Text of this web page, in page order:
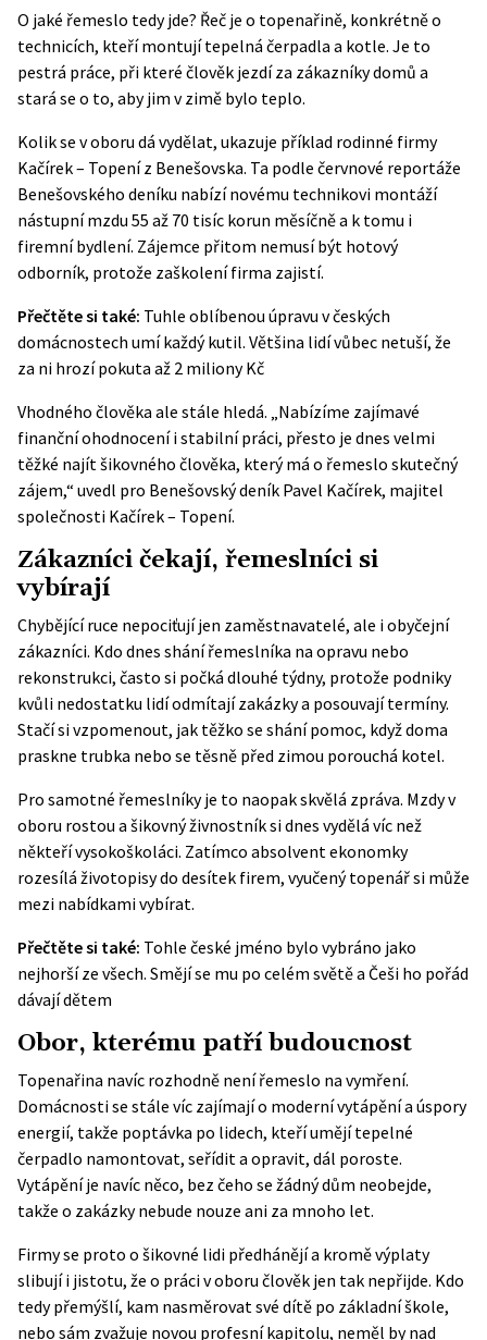
O jaké řemeslo tedy jde? Řeč je o topenařině, konkrétně o
technicích, kteří montují tepelná čerpadla a kotle. Je to
pestrá práce, při které člověk jezdí za zákazníky domů a
stará se o to, aby jim v zimě bylo teplo.
Kolik se v oboru dá vydělat, ukazuje příklad rodinné firmy
Kačírek – Topení z Benešovska. Ta podle červnové reportáže
Benešovského deníku nabízí novému technikovi montáží
nástupní mzdu 55 až 70 tisíc korun měsíčně a k tomu i
firemní bydlení. Zájemce přitom nemusí být hotový
odborník, protože zaškolení firma zajistí.
Přečtěte si také: Tuhle oblíbenou úpravu v českých
domácnostech umí každý kutil. Většina lidí vůbec netuší, že
za ni hrozí pokuta až 2 miliony Kč
Vhodného člověka ale stále hledá. „Nabízíme zajímavé
finanční ohodnocení i stabilní práci, přesto je dnes velmi
těžké najít šikovného člověka, který má o řemeslo skutečný
zájem,“ uvedl pro Benešovský deník Pavel Kačírek, majitel
společnosti Kačírek – Topení.
Zákazníci čekají, řemeslníci si
vybírají
Chybějící ruce nepociťují jen zaměstnavatelé, ale i obyčejní
zákazníci. Kdo dnes shání řemeslníka na opravu nebo
rekonstrukci, často si počká dlouhé týdny, protože podniky
kvůli nedostatku lidí odmítají zakázky a posouvají termíny.
Stačí si vzpomenout, jak těžko se shání pomoc, když doma
praskne trubka nebo se těsně před zimou porouchá kotel.
Pro samotné řemeslníky je to naopak skvělá zpráva. Mzdy v
oboru rostou a šikovný živnostník si dnes vydělá víc než
někteří vysokoškoláci. Zatímco absolvent ekonomky
rozesílá životopisy do desítek firem, vyučený topenář si může
mezi nabídkami vybírat.
Přečtěte si také: Tohle české jméno bylo vybráno jako
nejhorší ze všech. Smějí se mu po celém světě a Češi ho pořád
dávají dětem
Obor, kterému patří budoucnost
Topenařina navíc rozhodně není řemeslo na vymření.
Domácnosti se stále víc zajímají o moderní vytápění a úspory
energií, takže poptávka po lidech, kteří umějí tepelné
čerpadlo namontovat, seřídit a opravit, dál poroste.
Vytápění je navíc něco, bez čeho se žádný dům neobejde,
takže o zakázky nebude nouze ani za mnoho let.
Firmy se proto o šikovné lidi předhánějí a kromě výplaty
slibují i jistotu, že o práci v oboru člověk jen tak nepřijde. Kdo
tedy přemýšlí, kam nasměrovat své dítě po základní škole,
nebo sám zvažuje novou profesní kapitolu, neměl by nad